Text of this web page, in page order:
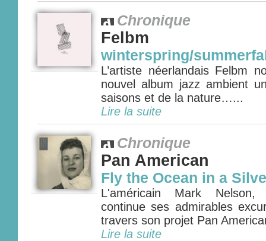
Chronique
Felbm
winterspring/
L’artiste néerlandais Felbm
nouvel album jazz ambient
saisons et de la nature…...
Lire la suite
Chronique
Pan American
Fly the Ocean in a
L'américain Mark Nelson,
continue ses admirables
travers son projet Pan
Lire la suite